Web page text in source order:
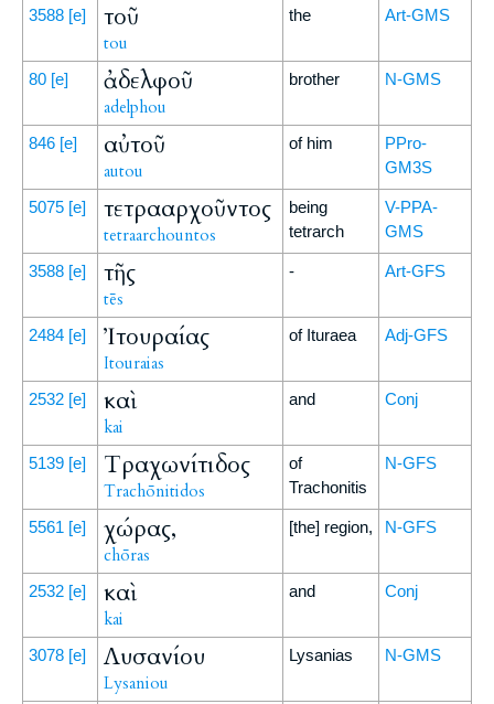
3588 [e] τοῦ
tou
the Art-GMS
80 [e] ἀδελφοῦ
adelphou
brother N-GMS
846 [e] αὐτοῦ
autou
of him
PPro-
GM3S
5075 [e] τετρααρχοῦντος
tetraarchountos
being
tetrarch
V-PPA-
GMS
3588 [e] τῆς
tēs
- Art-GFS
2484 [e] Ἰτουραίας
Itouraias
of Ituraea Adj-GFS
2532 [e] καὶ
kai
and Conj
5139 [e] Τραχωνίτιδος
Trachōnitidos
of
Trachonitis
N-GFS
5561 [e] χώρας,
chōras
[the] region, N-GFS
2532 [e] καὶ
kai
and Conj
3078 [e] Λυσανίου
Lysaniou
Lysanias N-GMS